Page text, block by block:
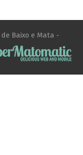
Baixo e Mata -